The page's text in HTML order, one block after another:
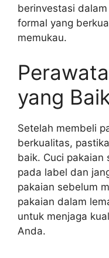
berinvestasi
formal yang
memukau.
yang
Setelah membeli
berkualitas,
baik. Cuci pakaian
pada label dan
pakaian sebelum
pakaian dalam
untuk menjaga
Anda.